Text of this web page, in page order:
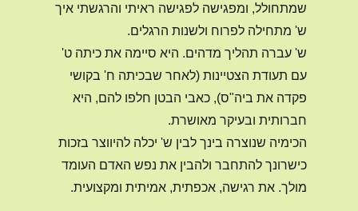
שמתחולל, ומפגישה לפגישה ראיתי והרגשתי איך
ש' מתחילה לפרוח ולשנות הרגלים.
ש' עברה תהליך מדהים. היא סיימה את כיתה ט'
עם תעודת הצטיינות (לאחר שבכיתה ח' בקושי
פקדה את ביה"ס), כאבי הבטן חלפו להם, היא
חברותית ובעיקר מאושרת.
הכימיה שנוצרה בינך לבין ש' יכלה להיווצר בזכות
כישרונך להתחבר ולהבין את נפש האדם העומד
מולך. את רגישה, אכפתית, אמיתית ומקצועית.